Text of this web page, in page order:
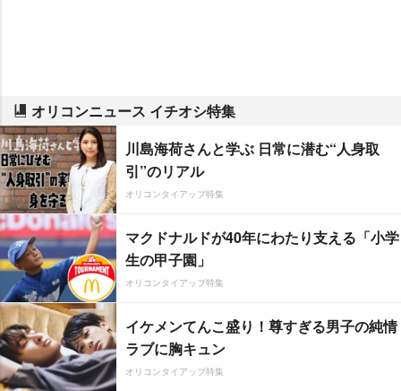
オリコンニュース イチオシ特集
川島海荷さんと学ぶ 日常に潜む“人身取
引”のリアル
オリコンタイアップ特集
マクドナルドが40年にわたり支える「小学
生の甲子園」
オリコンタイアップ特集
イケメンてんこ盛り！尊すぎる男子の純情
ラブに胸キュン
オリコンタイアップ特集